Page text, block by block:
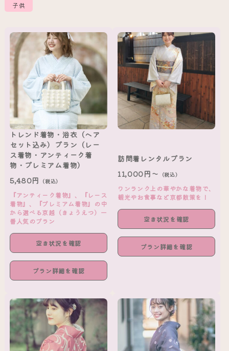
子供
トレンド着物・浴衣（ヘア
セット込み）プラン（レー
ス着物・アンティーク着
物・プレミアム着物）
5,480円 （税込）
『アンティーク着物』、『レース
着物』、『プレミアム着物』の中
から選べる京越（きょうえつ）一
番人気のプラン
空き状況を確認
プラン詳細を確認
訪問着レンタルプラン
11,000円～ （税込）
ワンランク上の華やかな着物で、
観光やお食事など京都散策を！
空き状況を確認
プラン詳細を確認